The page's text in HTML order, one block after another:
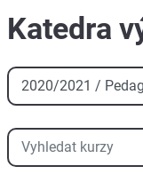
Katedra
Kategorie kurzů
Vyhledat kurzy